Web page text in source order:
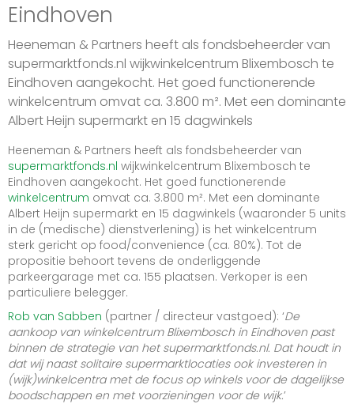
Eindhoven
Heeneman & Partners heeft als fondsbeheerder van
supermarktfonds.nl wijkwinkelcentrum Blixembosch te
Eindhoven aangekocht. Het goed functionerende
winkelcentrum omvat ca. 3.800 m². Met een dominante
Albert Heijn supermarkt en 15 dagwinkels
Heeneman & Partners heeft als fondsbeheerder van
supermarktfonds.nl wijkwinkelcentrum Blixembosch te
Eindhoven aangekocht. Het goed functionerende
winkelcentrum omvat ca. 3.800 m². Met een dominante
Albert Heijn supermarkt en 15 dagwinkels (waaronder 5 units
in de (medische) dienstverlening) is het winkelcentrum
sterk gericht op food/convenience (ca. 80%). Tot de
propositie behoort tevens de onderliggende
parkeergarage met ca. 155 plaatsen. Verkoper is een
particuliere belegger.
Rob van Sabben (partner / directeur vastgoed): ‘De
aankoop van winkelcentrum Blixembosch in Eindhoven past
binnen de strategie van het supermarktfonds.nl. Dat houdt in
dat wij naast solitaire supermarktlocaties ook investeren in
(wijk)winkelcentra met de focus op winkels voor de dagelijkse
boodschappen en met voorzieningen voor de wijk.’